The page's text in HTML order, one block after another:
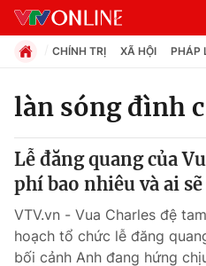
Chuyên mục
Chính trị
Xã hội
CHÍNH TRỊ XÃ HỘI PHÁP
làn sóng đình
Lễ đăng quang của
phí bao nhiêu và ai
VTV.vn - Vua Charles đệ
hoạch tổ chức lễ đăng
bối cảnh Anh đang hứng